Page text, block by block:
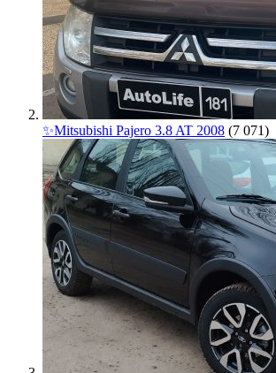
✨Mitsubishi Pajero 3.8 AT 2008 (7 071)